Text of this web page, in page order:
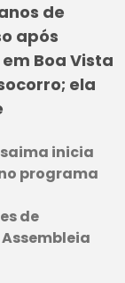
de
após
Boa Vista
ela
inicia
programa
de